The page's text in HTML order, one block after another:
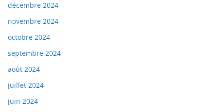
décembre 2024
novembre 2024
octobre 2024
septembre 2024
août 2024
juillet 2024
juin 2024